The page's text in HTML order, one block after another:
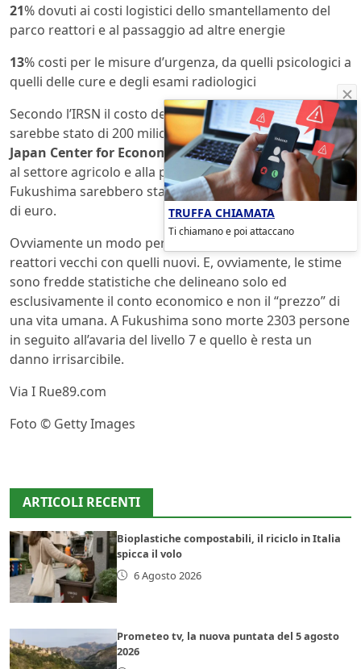
21% dovuti ai costi logistici dello smantellamento del
parco reattori e al passaggio ad altre energie
13% costi per le misure d’urgenza, da quelli psicologici a
quelli delle cure e degli esami radiologici
Secondo l’IRSN il costo dell’incidente di Fukushima
sarebbe stato di 200 milioni di euro, ma secondo il
Japan Center for Economic Researchsoltanto i danni
al settore agricolo e alla pesca e lo smantellamento di
Fukushima sarebbero stati pari a circa 400-500 miliardi
di euro.
Ovviamente un modo per ridurre i rischi c’è: sostituire i
reattori vecchi con quelli nuovi. E, ovviamente, le stime
sono fredde statistiche che delineano solo ed
esclusivamente il conto economico e non il “prezzo” di
una vita umana. A Fukushima sono morte 2303 persone
in seguito all’avaria del livello 7 e quello è resta un
danno irrisarcibile.
Via I Rue89.com
Foto © Getty Images
ARTICOLI RECENTI
Bioplastiche compostabili, il riciclo in Italia
spicca il volo
6 Agosto 2026
Prometeo tv, la nuova puntata del 5 agosto
2026
TRUFFA CHIAMATA
Ti chiamano e poi attaccano